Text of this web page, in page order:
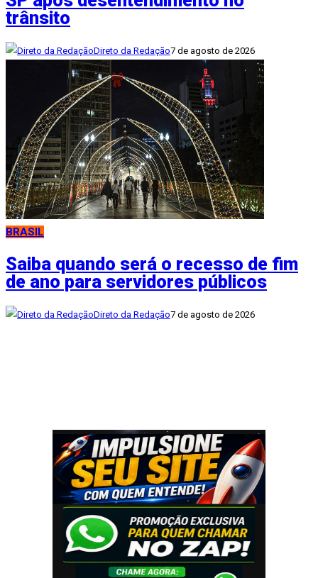
trânsito
Direto da Redação7 de agosto de 2026
BRASIL
Saiba quando será o recesso de fim
de ano para servidores públicos
Direto da Redação7 de agosto de 2026